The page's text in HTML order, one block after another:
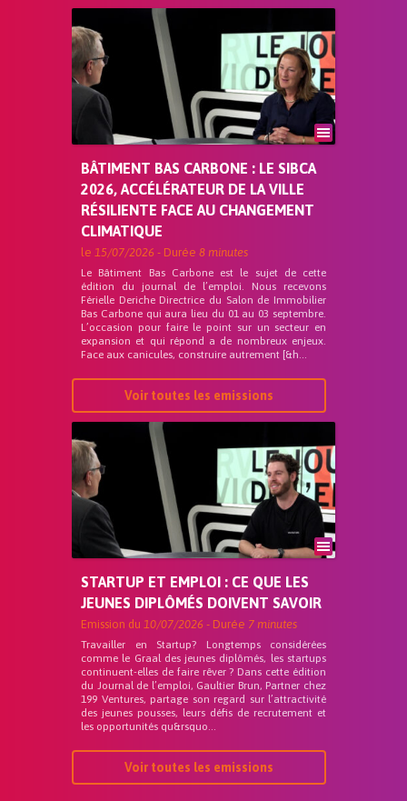
BÂTIMENT BAS CARBONE : LE SIBCA
2026, ACCÉLÉRATEUR DE LA VILLE
RÉSILIENTE FACE AU CHANGEMENT
CLIMATIQUE
le 15/07/2026 - Durée 8 minutes
Le Bâtiment Bas Carbone est le sujet de cette
édition du journal de l’emploi. Nous recevons
Férielle Deriche Directrice du Salon de Immobilier
Bas Carbone qui aura lieu du 01 au 03 septembre.
L’occasion pour faire le point sur un secteur en
expansion et qui répond a de nombreux enjeux.
Face aux canicules, construire autrement [&h...
Voir toutes les emissions
STARTUP ET EMPLOI : CE QUE LES
JEUNES DIPLÔMÉS DOIVENT SAVOIR
Emission du 10/07/2026 - Durée 7 minutes
Travailler en Startup? Longtemps considérées
comme le Graal des jeunes diplômés, les startups
continuent-elles de faire rêver ? Dans cette édition
du Journal de l’emploi, Gaultier Brun, Partner chez
199 Ventures, partage son regard sur l’attractivité
des jeunes pousses, leurs défis de recrutement et
les opportunités qu&rsquo...
Voir toutes les emissions